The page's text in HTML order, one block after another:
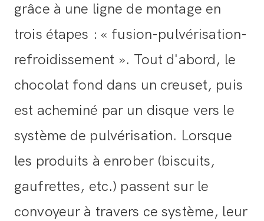
grâce à une ligne de montage en
trois étapes : « fusion-pulvérisation-
refroidissement ». Tout d'abord, le
chocolat fond dans un creuset, puis
est acheminé par un disque vers le
système de pulvérisation. Lorsque
les produits à enrober (biscuits,
gaufrettes, etc.) passent sur le
convoyeur à travers ce système, leur